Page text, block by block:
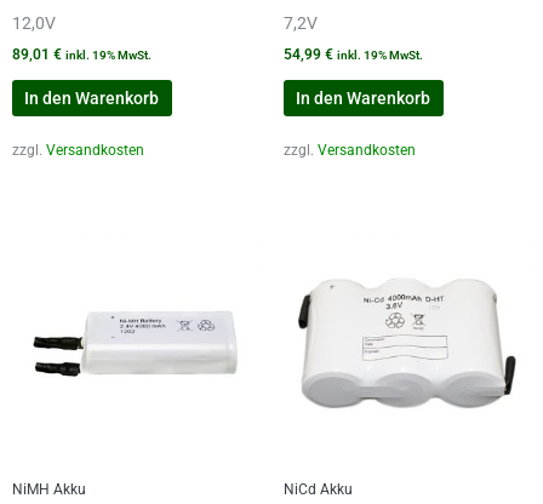
12,0V
89,01 € inkl. 19% MwSt.
In den Warenkorb
zzgl. Versandkosten
7,2V
54,99 € inkl. 19% MwSt.
In den Warenkorb
zzgl. Versandkosten
NiMH Akku NiCd Akku